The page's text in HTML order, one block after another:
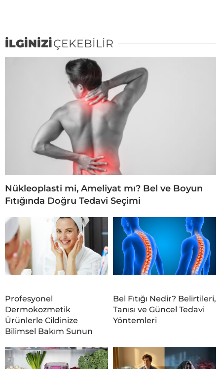
İLGİNİZİÇEKEBİLİR
Nükleoplasti mi, Ameliyat mı? Bel ve Boyun
Fıtığında Doğru Tedavi Seçimi
Profesyonel
Dermokozmetik
Ürünlerle Cildinize
Bilimsel Bakım Sunun
Bel Fıtığı Nedir? Belirtileri,
Tanısı ve Güncel Tedavi
Yöntemleri